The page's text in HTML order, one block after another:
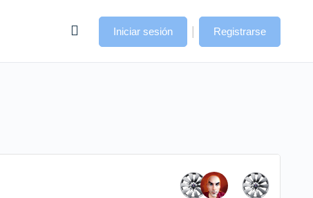
Iniciar sesión | Registrarse